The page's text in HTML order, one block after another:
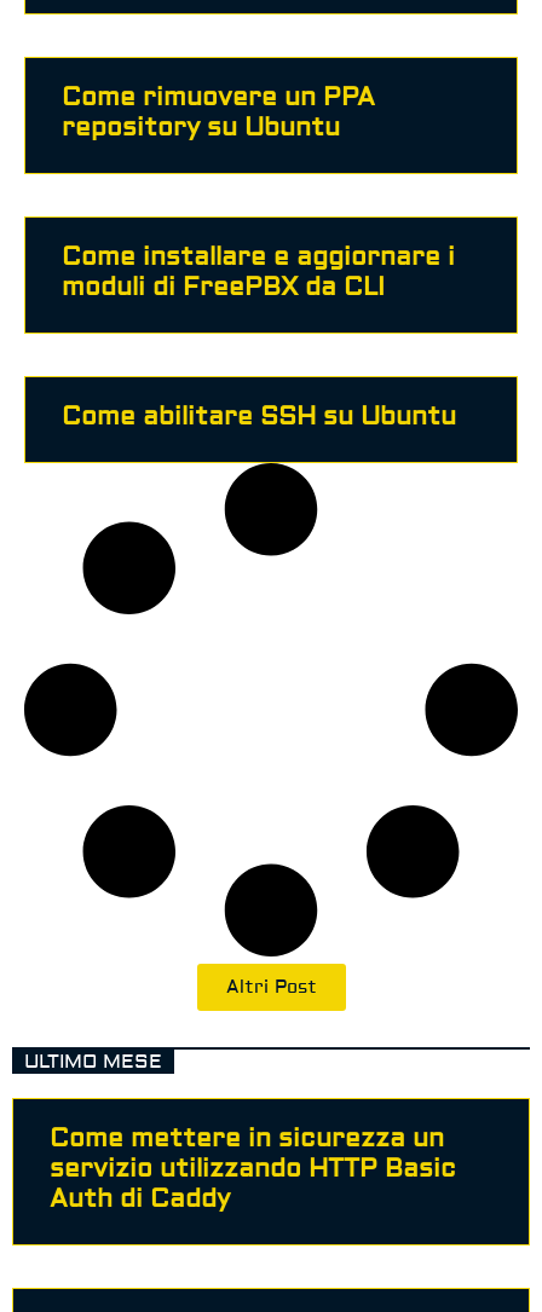
Come rimuovere un PPA
repository su Ubuntu
Come installare e aggiornare i
moduli di FreePBX da CLI
Come abilitare SSH su Ubuntu
Altri Post
ULTIMO MESE
Come mettere in sicurezza un
servizio utilizzando HTTP Basic
Auth di Caddy